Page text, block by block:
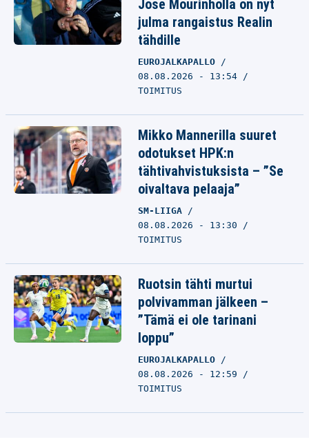
Jose Mourinholla on nyt
julma rangaistus Realin
tähdille
EUROJALKAPALLO
08.08.2026 - 13:54
TOIMITUS
Mikko Mannerilla suuret
odotukset HPK:n
tähtivahvistuksista – ”Se
oivaltava pelaaja”
SM-LIIGA
08.08.2026 - 13:30
TOIMITUS
Ruotsin tähti murtui
polvivamman jälkeen –
”Tämä ei ole tarinani
loppu”
EUROJALKAPALLO
08.08.2026 - 12:59
TOIMITUS